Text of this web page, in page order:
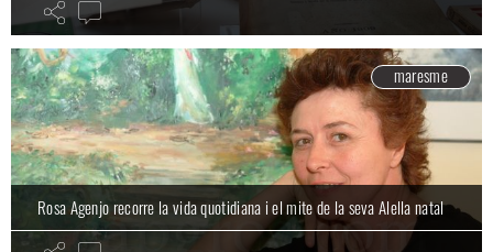
maresme
Rosa Agenjo recorre la vida quotidiana i el mite de la seva Alella natal